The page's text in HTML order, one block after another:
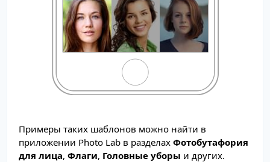
Примеры таких шаблонов можно найти в
приложении Photo Lab в разделах Фотобутафория
для лица, Флаги, Головные уборы и других.